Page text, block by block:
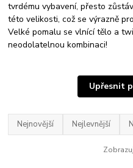
tvrdému vybavení, přesto
této velikosti, což se výrazně
Velké pomalu se vlnící tělo a
neodolatelnou kombinaci!
Upřesnit
Nejnovější Nejlevnější